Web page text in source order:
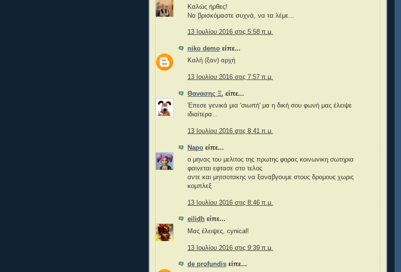
Καλώς ήρθες!
Να βρισκόμαστε συχνά, να τα λέμε...
13 Ιουλίου 2016 στις 5:58 π.μ.
niko demo είπε...
Καλή (ξαν) αρχή
13 Ιουλίου 2016 στις 7:57 π.μ.
Θανασης Ξ. είπε...
Έπεσε γενικά μια 'σιωπή' μα η δική σου φωνή μας έλειψε
ιδιαίτερα...
13 Ιουλίου 2016 στις 8:41 π.μ.
Napo είπε...
o μηνας του μελιτος της πρωτης φορας κοινωνικη σωτηρια
φαινεται εφτασε στο τελος
αντε και μητσοτακης να ξαναβγουμε στους δρομους χωρις
κομπλεξ
13 Ιουλίου 2016 στις 8:46 π.μ.
eilidh είπε...
Μας έλειψες, cynical!
13 Ιουλίου 2016 στις 9:39 π.μ.
de profundis είπε...